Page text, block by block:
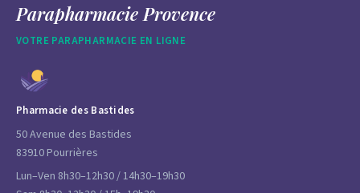
Parapharmacie Provence
VOTRE PARAPHARMACIE EN LIGNE
Pharmacie des Bastides
50 Avenue des Bastides
83910 Pourrières
Lun–Ven 8h30–12h30 / 14h30–19h30